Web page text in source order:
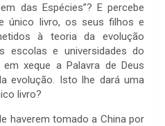
das Espécies”? E percebe
único livro, os seus filhos e
à teoria da evolução
escolas e universidades do
xeque a Palavra de Deus
evolução. Isto lhe dará uma
livro?
haverem tomado a China por